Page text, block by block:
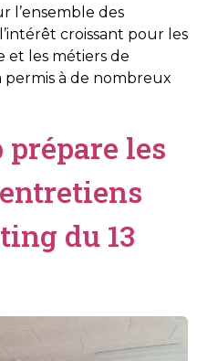
l’ensemble des
croissant pour les
et les métiers de
permis à de nombreux
prépare les
du 13